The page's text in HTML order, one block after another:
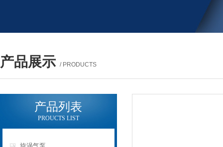
产品展示 / PRODUCTS
产品列表
PROUCTS LIST